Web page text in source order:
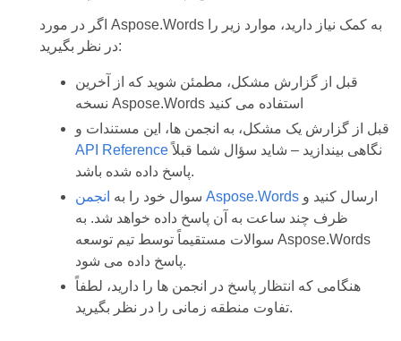
اگر در مورد Aspose.Words به کمک نیاز دارید، موارد زیر را
در نظر بگیرید:
قبل از گزارش مشکل، مطمئن شوید که از آخرین
نسخه Aspose.Words استفاده می کنید
قبل از گزارش یک مشکل، به انجمن ها، این مستندات و
API Referenceنگاهی بیندازید – شاید سؤال شما قبلاً
پاسخ داده شده باشد.
سوال خود را به انجمن Aspose.Wordsارسال کنید و
ظرف چند ساعت به آن پاسخ داده خواهد شد. به
سوالات مستقیماً توسط تیم توسعه Aspose.Words
پاسخ داده می شود.
هنگامی که انتظار پاسخ در انجمن ها را دارید، لطفاً
تفاوت منطقه زمانی را در نظر بگیرید.